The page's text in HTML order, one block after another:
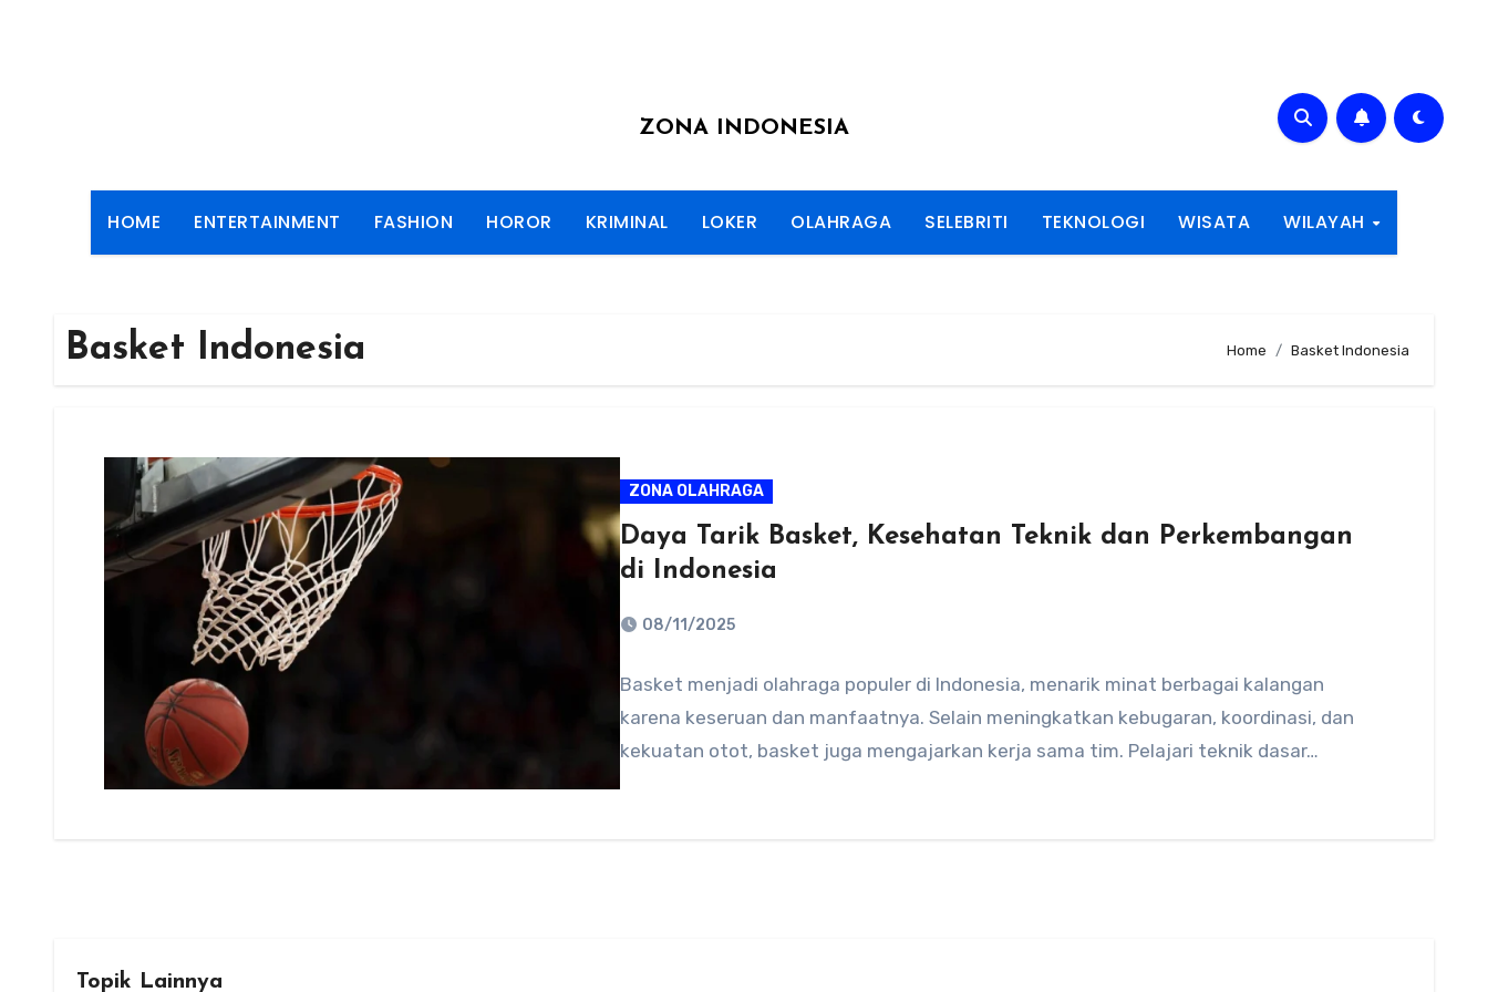
ZONA INDONESIA
HOME ENTERTAINMENT FASHION HOROR KRIMINAL LOKER OLAHRAGA SELEBRITI TEKNOLOGI WISATA WILAYAH
Basket Indonesia Home Basket Indonesia
ZONA OLAHRAGA
Daya Tarik Basket, Kesehatan Teknik dan Perkembangan
di Indonesia
08/11/2025
Comments
Basket menjadi olahraga populer di Indonesia, menarik minat berbagai kalangan
karena keseruan dan manfaatnya. Selain meningkatkan kebugaran, koordinasi, dan
kekuatan otot, basket juga mengajarkan kerja sama tim. Pelajari teknik dasar…
Topik Lainnya